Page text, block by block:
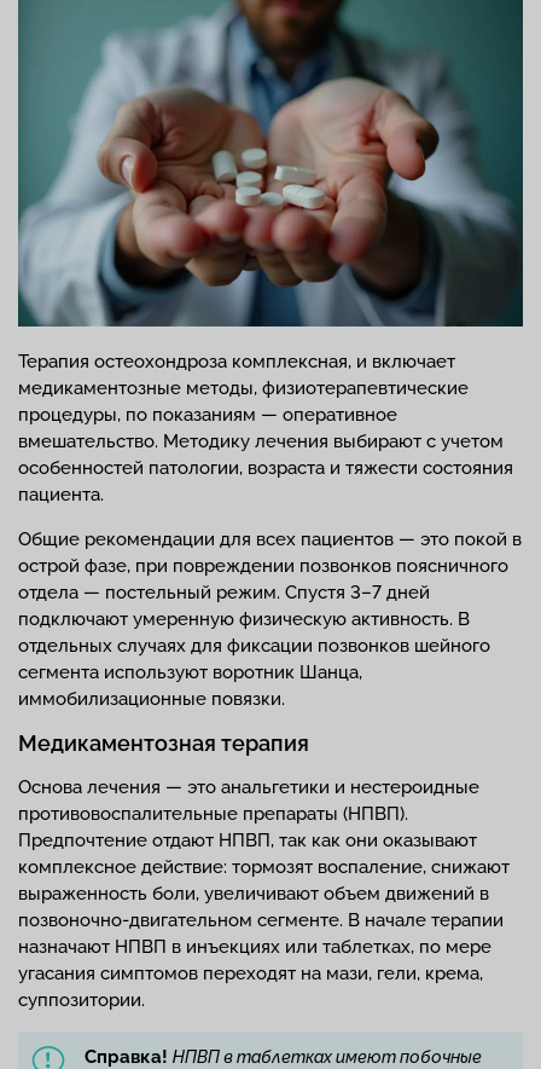
Терапия остеохондроза комплексная, и включает
медикаментозные методы, физиотерапевтические
процедуры, по показаниям — оперативное
вмешательство. Методику лечения выбирают с учетом
особенностей патологии, возраста и тяжести состояния
пациента.
Общие рекомендации для всех пациентов — это покой в
острой фазе, при повреждении позвонков поясничного
отдела — постельный режим. Спустя 3–7 дней
подключают умеренную физическую активность. В
отдельных случаях для фиксации позвонков шейного
сегмента используют воротник Шанца,
иммобилизационные повязки.
Медикаментозная терапия
Основа лечения — это анальгетики и нестероидные
противовоспалительные препараты (НПВП).
Предпочтение отдают НПВП, так как они оказывают
комплексное действие: тормозят воспаление, снижают
выраженность боли, увеличивают объем движений в
позвоночно-двигательном сегменте. В начале терапии
назначают НПВП в инъекциях или таблетках, по мере
угасания симптомов переходят на мази, гели, крема,
суппозитории.
Справка! НПВП в таблетках имеют побочные